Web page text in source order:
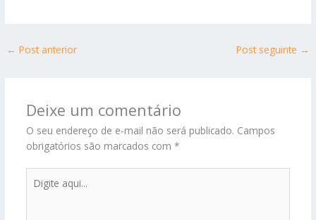
← Post anterior Post seguinte →
Deixe um comentário
O seu endereço de e-mail não será publicado. Campos
obrigatórios são marcados com *
aqui...